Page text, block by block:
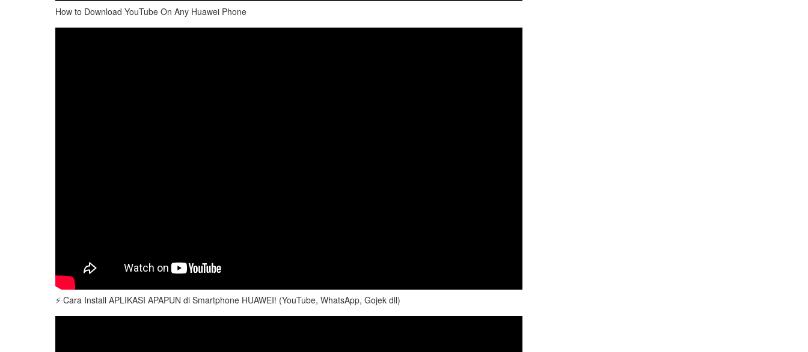
How to Download YouTube On Any Huawei Phone
⚡️ Cara Install APLIKASI APAPUN di Smartphone HUAWEI! (YouTube, WhatsApp, Gojek dll)